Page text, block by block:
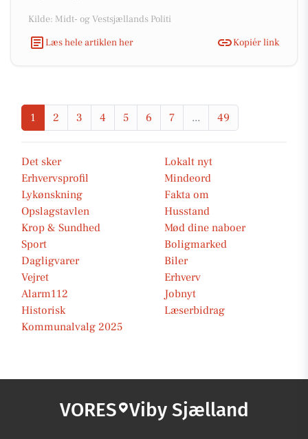
Kilde: Midt- og Vestsjællands Politi
Læs hele artiklen her
Kopiér link
1 2 3 4 5 6 7 ... 49
Det sker
Lokalt nyt
Erhvervsprofil
Mindeord
Lykønskning
Fakta om
Opslagstavlen
Husstand
Krop & Sundhed
Mød dine naboer
Sport
Boligmarked
Dagligvarer
Biler
Vejret
Erhverv
Alarm112
Jobnyt
Historisk
Læserbidrag
Kommunalvalg 2025
VORES Viby Sjælland